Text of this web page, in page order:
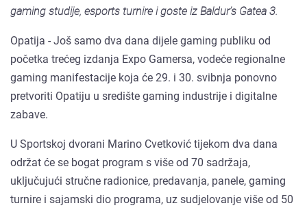
gaming studije, esports turnire i goste iz Baldur’s Gatea 3.
Opatija - Još samo dva dana dijele gaming publiku od
početka trećeg izdanja Expo Gamersa, vodeće regionalne
gaming manifestacije koja će 29. i 30. svibnja ponovno
pretvoriti Opatiju u središte gaming industrije i digitalne
zabave.
U Sportskoj dvorani Marino Cvetković tijekom dva dana
održat će se bogat program s više od 70 sadržaja,
uključujući stručne radionice, predavanja, panele, gaming
turnire i sajamski dio programa, uz sudjelovanje više od 50